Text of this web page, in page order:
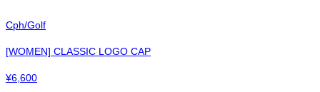
Cph/Golf
[WOMEN] CLASSIC LOGO CAP
¥6,600